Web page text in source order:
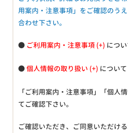
用案内・注意事項」をご確認のう
合わせ下さい。
● ご利用案内・注意事項 につ
●個人情報の取り扱い について
「ご利用案内・注意事項」「個人
てご確認下さい。
ご確認いただき、ご同意いただけ